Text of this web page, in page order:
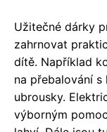
Užitečné dárky
zahrnovat
dítě. Například
na přebalování s
ubrousky.
výborným